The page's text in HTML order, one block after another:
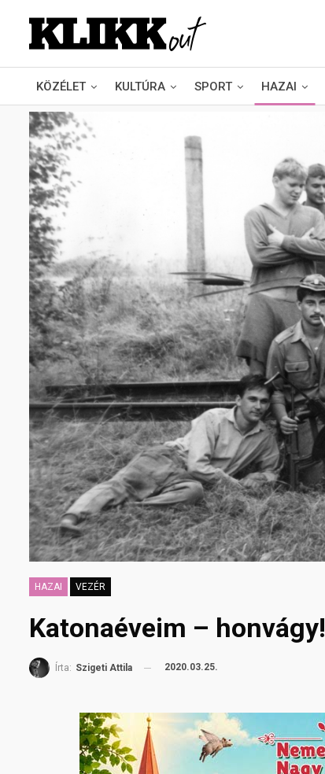
KÖZÉLET KULTÚRA SPORT HAZAI
HAZAI VEZÉR
Katonaéveim – honvágy!
Írta: Szigeti Attila 2020.03.25.